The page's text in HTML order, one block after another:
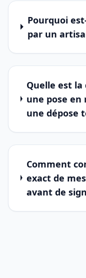
Pourquoi
par un
Quelle est
une pose
une dépose
Comment
exact de
avant de